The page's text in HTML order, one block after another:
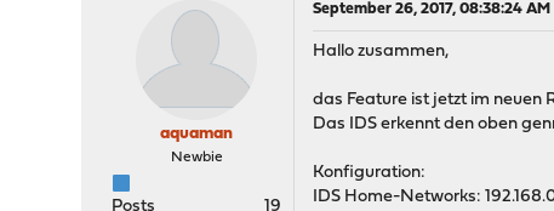
aquaman
Newbie
Posts 19
September 26, 2017, 08:38:24 AM
Hallo zusammen,
das Feature ist jetzt im neuen
Das IDS erkennt den oben
Konfiguration:
IDS Home-Networks: